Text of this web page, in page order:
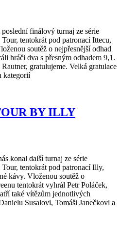
finálový turnaj ze série
tentokrát pod patronací Ittecu,
soutěž o nejpřesnější odhad
hráči dva s přesným odhadem 9,1.
gratulujeme. Velká gratulace
kategorií
BY ILLY
konal další turnaj ze série
tentokrát pod patronací Illy,
kávy. Vloženou soutěž o
tentokrát vyhrál Petr Poláček,
také vítězům jednotlivých
Susalovi, Tomáši Janečkovi a